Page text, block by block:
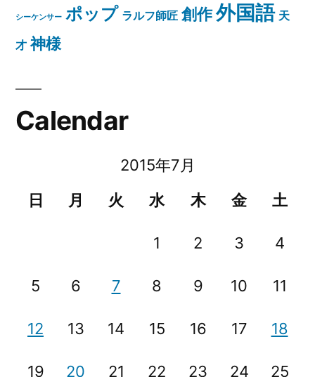
シーケンサー ポップ ラルフ師匠 創作外国語 天
才 神様
Calendar
2015年7月
日
月 火 水 木 金 土
1 2 3 4
5 6 7 8 9 10 11
12 13 14 15 16 17 18
19 20 21 22 23 24 25